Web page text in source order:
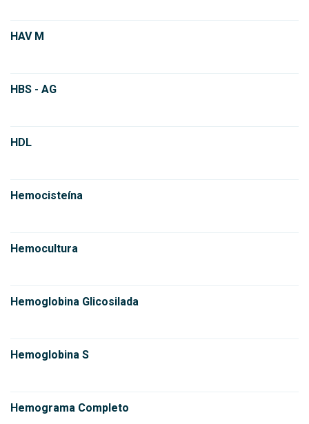
HAV M
HBS - AG
HDL
Hemocisteína
Hemocultura
Hemoglobina Glicosilada
Hemoglobina S
Hemograma Completo